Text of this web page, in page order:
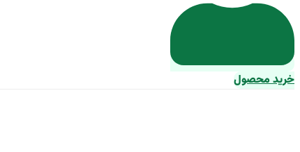
خرید محصول